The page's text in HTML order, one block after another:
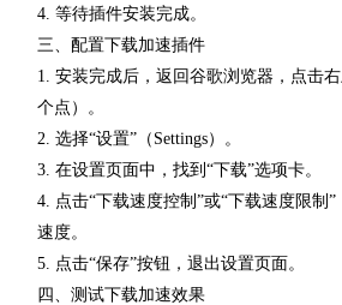
4. 等待插件安装完成。
三、配置下载加速插件
1. 安装完成后，返回谷歌浏览器，点击
个点）。
2. 选择“设置”（Settings）。
3. 在设置页面中，找到“下载”选项卡。
4. 点击“下载速度控制”或“下载速度限制
速度。
5. 点击“保存”按钮，退出设置页面。
四、测试下载加速效果